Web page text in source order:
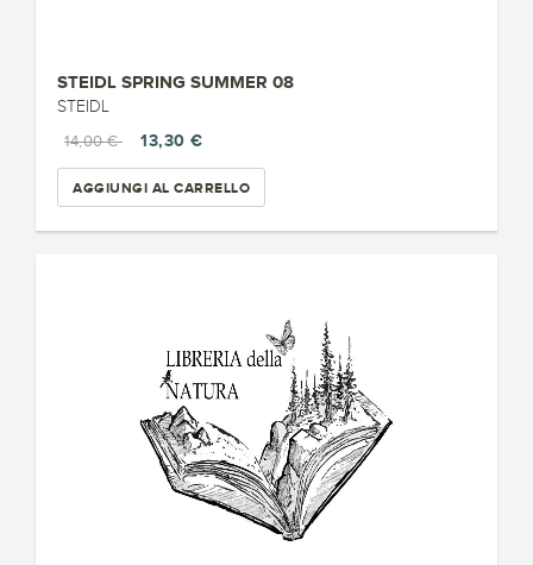
STEIDL SPRING SUMMER 08
STEIDL
14,00 €
13,30 €
AGGIUNGI AL CARRELLO